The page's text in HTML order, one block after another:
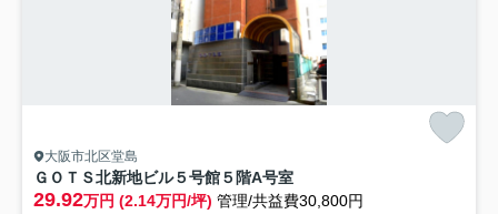
大阪市北区堂島
ＧＯＴＳ北新地ビル５号館５階A号室
29.92万円 (2.14万円/坪) 管理/共益費30,800円